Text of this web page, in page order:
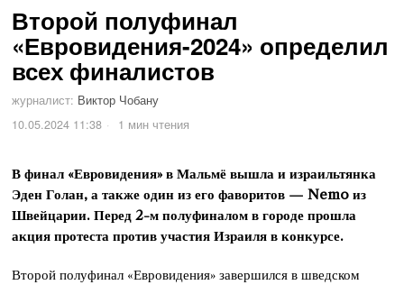
Второй полуфинал
«Евровидения-2024» определил
всех финалистов
журналист: Виктор Чобану
10.05.2024 11:38
1 мин чтения
В финал «Евровидения» в Мальмё вышла и израильтянка
Эден Голан, а также один из его фаворитов — Nemo из
Швейцарии. Перед 2-м полуфиналом в городе прошла
акция протеста против участия Израиля в конкурсе.
Второй полуфинал «Евровидения» завершился в шведском